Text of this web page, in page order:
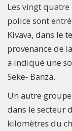
Les vingt quatre
police sont
Kivava, dans le
provenance de
a indiqué une
Seke- Banza.
Un autre
dans le secteur
kilomètres du